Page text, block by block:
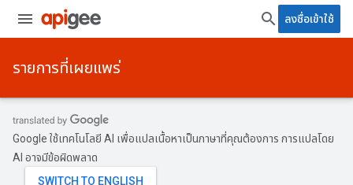
ลงชื่อเข้าใช้
รายการที่เผยแพร่
Google ใช้เทคโนโลยี AI เพื่อแปลเนื้อหาเป็นภาษาที่คุณต้องการ การแปลโดย
AI อาจมีข้อผิดพลาด